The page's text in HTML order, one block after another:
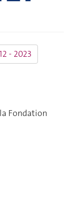
- 2023
Fondation